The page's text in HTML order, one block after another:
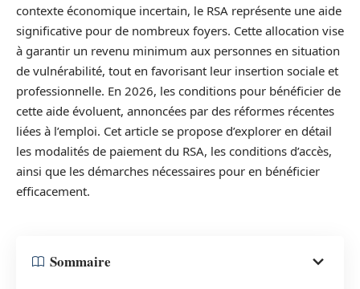
contexte économique incertain, le RSA représente une aide
significative pour de nombreux foyers. Cette allocation vise
à garantir un revenu minimum aux personnes en situation
de vulnérabilité, tout en favorisant leur insertion sociale et
professionnelle. En 2026, les conditions pour bénéficier de
cette aide évoluent, annoncées par des réformes récentes
liées à l’emploi. Cet article se propose d’explorer en détail
les modalités de paiement du RSA, les conditions d’accès,
ainsi que les démarches nécessaires pour en bénéficier
efficacement.
Sommaire